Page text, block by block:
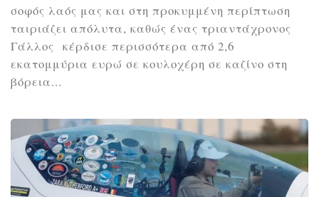
σοφός λαός μας και στη προκυμμένη περίπτωση
ταιριάζει απόλυτα, καθώς ένας τριαντάχρονος
Γάλλος κέρδισε περισσότερα από 2,6
εκατομμύρια ευρώ σε κουλοχέρη σε καζίνο στη
βόρεια...